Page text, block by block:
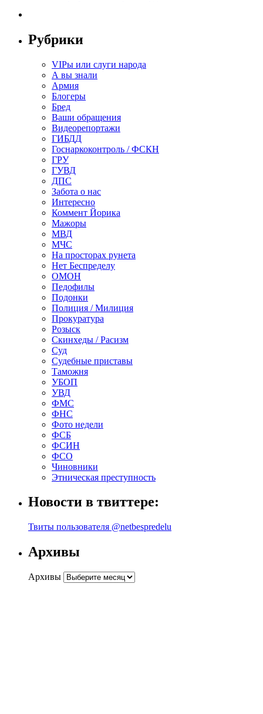
Рубрики
VIPы или слуги народа
А вы знали
Армия
Блогеры
Бред
Ваши обращения
Видеорепортажи
ГИБДД
Госнаркоконтроль / ФСКН
ГРУ
ГУВД
ДПС
Забота о нас
Интересно
Коммент Йорика
Мажоры
МВД
МЧС
На просторах рунета
Нет Беспределу
ОМОН
Педофилы
Подонки
Полиция / Милиция
Прокуратура
Розыск
Скинхеды / Расизм
Суд
Судебные приставы
Таможня
УБОП
УВД
ФМС
ФНС
Фото недели
ФСБ
ФСИН
ФСО
Чиновники
Этническая преступность
Новости в твиттере:
Твиты пользователя @netbespredelu
Архивы
Архивы